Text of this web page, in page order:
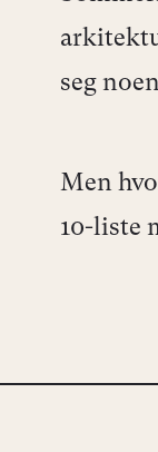
seg
Men
10-liste